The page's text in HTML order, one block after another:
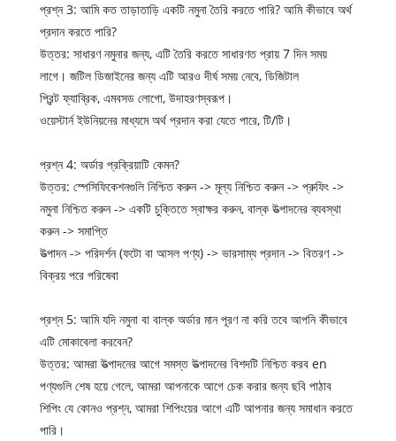
প্রশ্ন 3: আমি কত তাড়াতাড়ি একটি নমুনা তৈরি করতে পারি? আমি কীভাবে অর্থ
প্রদান করতে পারি?
উত্তর: সাধারণ নমুনার জন্য, এটি তৈরি করতে সাধারণত প্রায় 7 দিন সময়
লাগে। জটিল ডিজাইনের জন্য এটি আরও দীর্ঘ সময় নেবে, ডিজিটাল
প্রিন্ট ফ্যাব্রিক, এমবসড লোগো, উদাহরণস্বরূপ।
ওয়েস্টার্ন ইউনিয়নের মাধ্যমে অর্থ প্রদান করা যেতে পারে, টি/টি।
প্রশ্ন 4: অর্ডার প্রক্রিয়াটি কেমন?
উত্তর: স্পেসিফিকেশনগুলি নিশ্চিত করুন -> মূল্য নিশ্চিত করুন -> প্রুফিং ->
নমুনা নিশ্চিত করুন -> একটি চুক্তিতে স্বাক্ষর করুন, বাল্ক উত্পাদনের ব্যবস্থা
করুন -> সমাপ্তি
উত্পাদন -> পরিদর্শন (ফটো বা আসল পণ্য) -> ভারসাম্য প্রদান -> বিতরণ ->
বিক্রয় পরে পরিষেবা
প্রশ্ন 5: আমি যদি নমুনা বা বাল্ক অর্ডার মান পূরণ না করি তবে আপনি কীভাবে
এটি মোকাবেলা করবেন?
উত্তর: আমরা উত্পাদনের আগে সমস্ত উত্পাদনের বিশদটি নিশ্চিত করব en
পণ্যগুলি শেষ হয়ে গেলে, আমরা আপনাকে আগে চেক করার জন্য ছবি পাঠাব
শিপিং যে কোনও প্রশ্ন, আমরা শিপিংয়ের আগে এটি আপনার জন্য সমাধান করতে
পারি।